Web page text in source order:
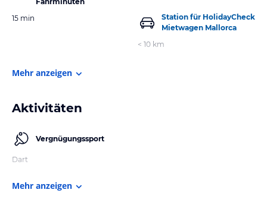
15 min
Station für HolidayCheck
Mietwagen Mallorca
< 10 km
Mehr anzeigen
Aktivitäten
Vergnügungssport
Dart
Mehr anzeigen